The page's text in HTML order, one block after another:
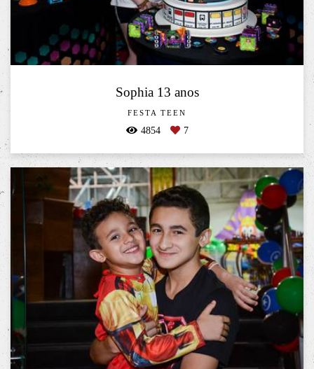
Sophia 13 anos
FESTA TEEN
4854 7